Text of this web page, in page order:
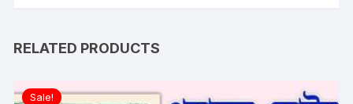
RELATED PRODUCTS
Sale!